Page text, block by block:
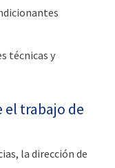
técnicas y
trabajo de
la dirección de